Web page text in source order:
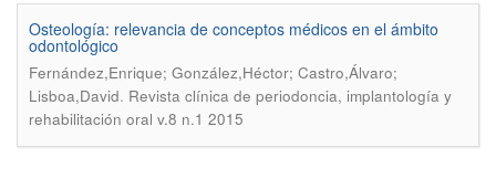
Osteología: relevancia de conceptos médicos en el ámbito
odontológico
Fernández,Enrique; González,Héctor; Castro,Álvaro;
Lisboa,David. Revista clínica de periodoncia, implantología y
rehabilitación oral v.8 n.1 2015